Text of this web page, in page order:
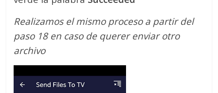
Realizamos el mismo proceso a partir del
paso 18 en caso de querer enviar otro
archivo